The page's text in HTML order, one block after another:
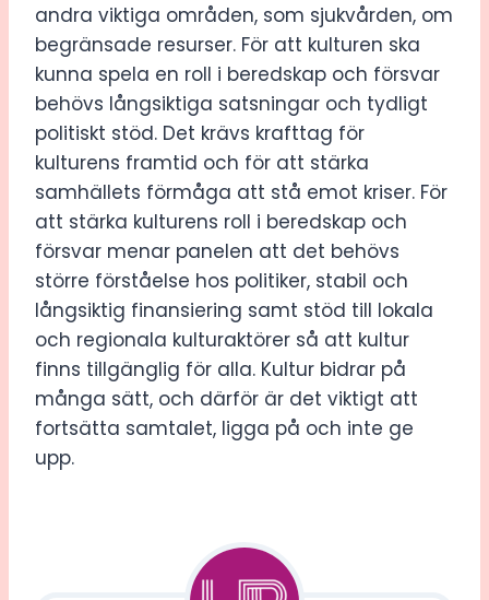
andra viktiga områden, som sjukvården, om
begränsade resurser. För att kulturen ska
kunna spela en roll i beredskap och försvar
behövs långsiktiga satsningar och tydligt
politiskt stöd. Det krävs krafttag för
kulturens framtid och för att stärka
samhällets förmåga att stå emot kriser. För
att stärka kulturens roll i beredskap och
försvar menar panelen att det behövs
större förståelse hos politiker, stabil och
långsiktig finansiering samt stöd till lokala
och regionala kulturaktörer så att kultur
finns tillgänglig för alla. Kultur bidrar på
många sätt, och därför är det viktigt att
fortsätta samtalet, ligga på och inte ge
upp.